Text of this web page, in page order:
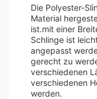
Die Polyester-
Material
ist.mit einer
Schlinge ist
angepasst
gerecht zu
verschiedenen
verschiedenen
werden.